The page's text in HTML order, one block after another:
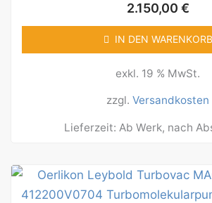
2.150,00 €
IN DEN WARENKORB
exkl. 19 % MwSt.
zzgl. Versandkosten
Lieferzeit: Ab Werk, nach